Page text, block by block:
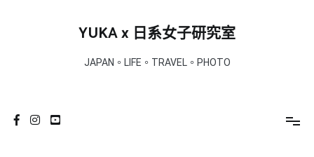
YUKA x 日系女子研究室
JAPAN。LIFE。TRAVEL。PHOTO